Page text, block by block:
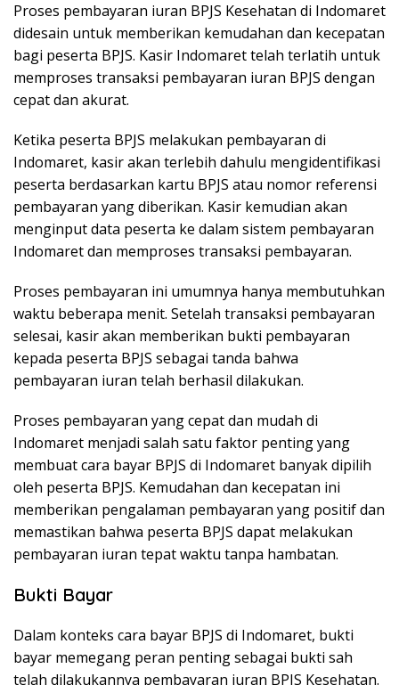
Proses pembayaran iuran BPJS Kesehatan di Indomaret
didesain untuk memberikan kemudahan dan kecepatan
bagi peserta BPJS. Kasir Indomaret telah terlatih untuk
memproses transaksi pembayaran iuran BPJS dengan
cepat dan akurat.
Ketika peserta BPJS melakukan pembayaran di
Indomaret, kasir akan terlebih dahulu mengidentifikasi
peserta berdasarkan kartu BPJS atau nomor referensi
pembayaran yang diberikan. Kasir kemudian akan
menginput data peserta ke dalam sistem pembayaran
Indomaret dan memproses transaksi pembayaran.
Proses pembayaran ini umumnya hanya membutuhkan
waktu beberapa menit. Setelah transaksi pembayaran
selesai, kasir akan memberikan bukti pembayaran
kepada peserta BPJS sebagai tanda bahwa
pembayaran iuran telah berhasil dilakukan.
Proses pembayaran yang cepat dan mudah di
Indomaret menjadi salah satu faktor penting yang
membuat cara bayar BPJS di Indomaret banyak dipilih
oleh peserta BPJS. Kemudahan dan kecepatan ini
memberikan pengalaman pembayaran yang positif dan
memastikan bahwa peserta BPJS dapat melakukan
pembayaran iuran tepat waktu tanpa hambatan.
Bukti Bayar
Dalam konteks cara bayar BPJS di Indomaret, bukti
bayar memegang peran penting sebagai bukti sah
telah dilakukannya pembayaran iuran BPJS Kesehatan.